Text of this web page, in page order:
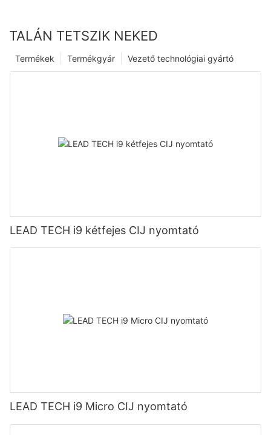
TALÁN TETSZIK NEKED
Vezető technológiai gyártó
Termékgyár
Termékek
LEAD TECH i9 kétfejes CIJ nyomtató
LEAD TECH i9 Micro CIJ nyomtató